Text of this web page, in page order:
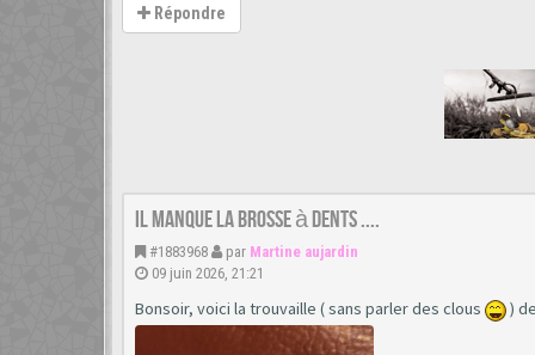
Répondre
Il manque la brosse à dents ....
#1883968 par Martine aujardin
09 juin 2026, 21:21
Bonsoir, voici la trouvaille ( sans parler des clous )